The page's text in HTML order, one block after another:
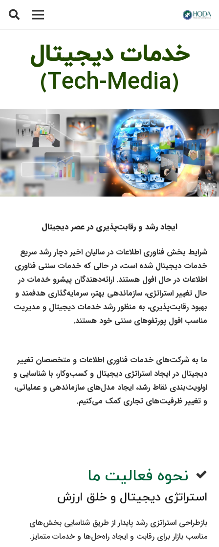
خدمات دیجیتال
(Tech-Media)
ایجاد رشد و رقابت‌پذیری در عصر دیجیتال
شرایط بخش فناوری اطلاعات در سالیان اخیر دچار رشد سریع
خدمات دیجیتال شده است، در حالی که خدمات سنتی فناوری
اطلاعات در حال افول هستند. ارائه‌دهندگان پیشرو خدمات در
حال تغییر استراتژی، سازماندهی بهتر، سرمایه‌گذاری هدفمند و
بهبود رقابت‌پذیری، به منظور رشد خدمات دیجیتال و مدیریت
مناسب افول پورتفو‌های سنتی خود هستند.
ما به شرکت‌های خدمات فناوری اطلاعات و متخصصان تغییر
دیجیتال در ایجاد استراتژی دیجیتال و کسب‌و‌کار، با شناسایی و
اولویت‌بندی نقاط رشد، ایجاد مدل‌های سازماندهی و عملیاتی،
و تغییر ظرفیت‌های تجاری کمک می‌کنیم.
نحوه فعالیت‌ ما
استراتژی دیجیتال و خلق ارزش
بازطراحی استراتزی رشد پایدار از طریق شناسایی بخش‌های
مناسب بازار برای رقابت و ایجاد راه‌حل‌ها و خدمات متمایز.